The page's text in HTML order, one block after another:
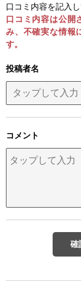
口コミ内容を記入し
口コミ内容は公開
み、不確実な情報
す。
投稿者名
コメント
確